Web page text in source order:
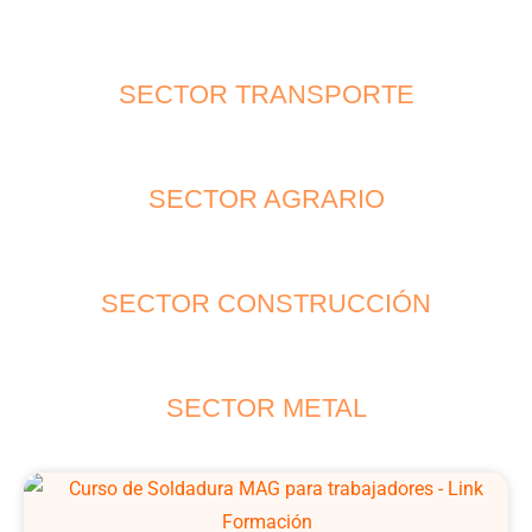
SECTOR TRANSPORTE
SECTOR AGRARIO
SECTOR CONSTRUCCIÓN
SECTOR METAL